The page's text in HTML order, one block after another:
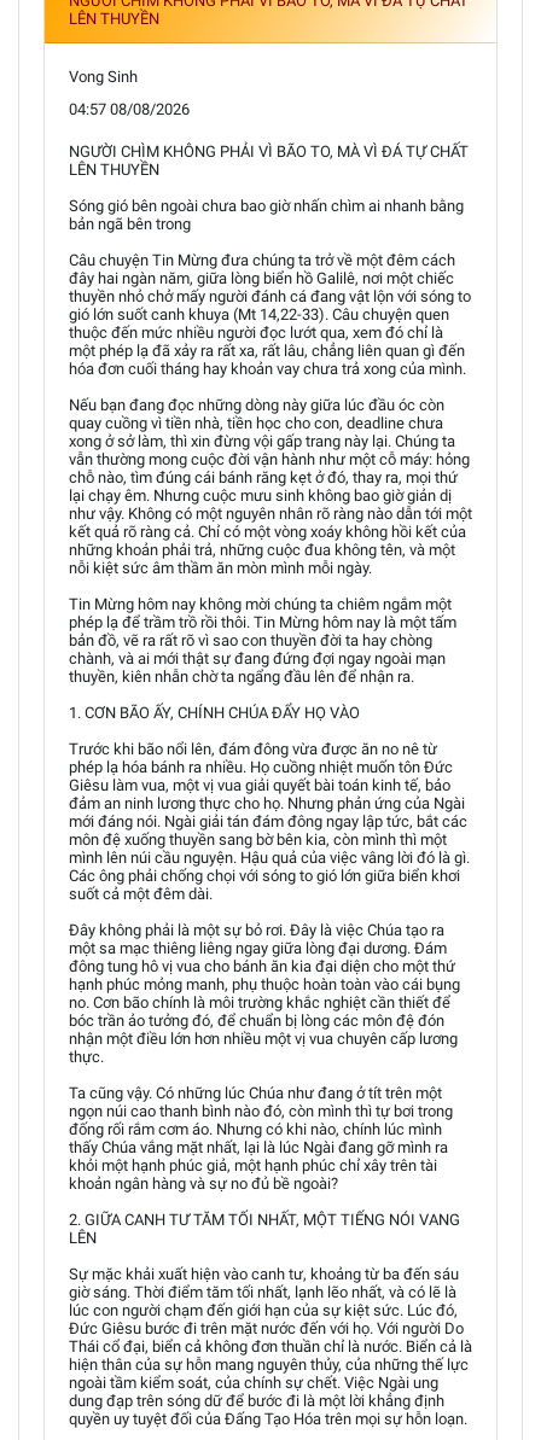
LÊN THUYỀN
Vong Sinh
04:57 08/08/2026
NGƯỜI CHÌM KHÔNG PHẢI VÌ BÃO TO, MÀ VÌ ĐÁ TỰ CHẤT
LÊN THUYỀN
Sóng gió bên ngoài chưa bao giờ nhấn chìm ai nhanh bằng
bản ngã bên trong
Câu chuyện Tin Mừng đưa chúng ta trở về một đêm cách
đây hai ngàn năm, giữa lòng biển hồ Galilê, nơi một chiếc
thuyền nhỏ chở mấy người đánh cá đang vật lộn với sóng to
gió lớn suốt canh khuya (Mt 14,22-33). Câu chuyện quen
thuộc đến mức nhiều người đọc lướt qua, xem đó chỉ là
một phép lạ đã xảy ra rất xa, rất lâu, chẳng liên quan gì đến
hóa đơn cuối tháng hay khoản vay chưa trả xong của mình.
Nếu bạn đang đọc những dòng này giữa lúc đầu óc còn
quay cuồng vì tiền nhà, tiền học cho con, deadline chưa
xong ở sở làm, thì xin đừng vội gấp trang này lại. Chúng ta
vẫn thường mong cuộc đời vận hành như một cỗ máy: hỏng
chỗ nào, tìm đúng cái bánh răng kẹt ở đó, thay ra, mọi thứ
lại chạy êm. Nhưng cuộc mưu sinh không bao giờ giản dị
như vậy. Không có một nguyên nhân rõ ràng nào dẫn tới một
kết quả rõ ràng cả. Chỉ có một vòng xoáy không hồi kết của
những khoản phải trả, những cuộc đua không tên, và một
nỗi kiệt sức âm thầm ăn mòn mình mỗi ngày.
Tin Mừng hôm nay không mời chúng ta chiêm ngắm một
phép lạ để trầm trồ rồi thôi. Tin Mừng hôm nay là một tấm
bản đồ, vẽ ra rất rõ vì sao con thuyền đời ta hay chòng
chành, và ai mới thật sự đang đứng đợi ngay ngoài mạn
thuyền, kiên nhẫn chờ ta ngẩng đầu lên để nhận ra.
1. CƠN BÃO ẤY, CHÍNH CHÚA ĐẨY HỌ VÀO
Trước khi bão nổi lên, đám đông vừa được ăn no nê từ
phép lạ hóa bánh ra nhiều. Họ cuồng nhiệt muốn tôn Đức
Giêsu làm vua, một vị vua giải quyết bài toán kinh tế, bảo
đảm an ninh lương thực cho họ. Nhưng phản ứng của Ngài
mới đáng nói. Ngài giải tán đám đông ngay lập tức, bắt các
môn đệ xuống thuyền sang bờ bên kia, còn mình thì một
mình lên núi cầu nguyện. Hậu quả của việc vâng lời đó là gì.
Các ông phải chống chọi với sóng to gió lớn giữa biển khơi
suốt cả một đêm dài.
Đây không phải là một sự bỏ rơi. Đây là việc Chúa tạo ra
một sa mạc thiêng liêng ngay giữa lòng đại dương. Đám
đông tung hô vị vua cho bánh ăn kia đại diện cho một thứ
hạnh phúc mỏng manh, phụ thuộc hoàn toàn vào cái bụng
no. Cơn bão chính là môi trường khắc nghiệt cần thiết để
bóc trần ảo tưởng đó, để chuẩn bị lòng các môn đệ đón
nhận một điều lớn hơn nhiều một vị vua chuyên cấp lương
thực.
Ta cũng vậy. Có những lúc Chúa như đang ở tít trên một
ngọn núi cao thanh bình nào đó, còn mình thì tự bơi trong
đống rối rắm cơm áo. Nhưng có khi nào, chính lúc mình
thấy Chúa vắng mặt nhất, lại là lúc Ngài đang gỡ mình ra
khỏi một hạnh phúc giả, một hạnh phúc chỉ xây trên tài
khoản ngân hàng và sự no đủ bề ngoài?
2. GIỮA CANH TƯ TĂM TỐI NHẤT, MỘT TIẾNG NÓI VANG
LÊN
Sự mặc khải xuất hiện vào canh tư, khoảng từ ba đến sáu
giờ sáng. Thời điểm tăm tối nhất, lạnh lẽo nhất, và có lẽ là
lúc con người chạm đến giới hạn của sự kiệt sức. Lúc đó,
Đức Giêsu bước đi trên mặt nước đến với họ. Với người Do
Thái cổ đại, biển cả không đơn thuần chỉ là nước. Biển cả là
hiện thân của sự hỗn mang nguyên thủy, của những thế lực
ngoài tầm kiểm soát, của chính sự chết. Việc Ngài ung
dung đạp trên sóng dữ để bước đi là một lời khẳng định
quyền uy tuyệt đối của Đấng Tạo Hóa trên mọi sự hỗn loạn.